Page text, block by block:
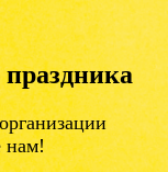
нам!